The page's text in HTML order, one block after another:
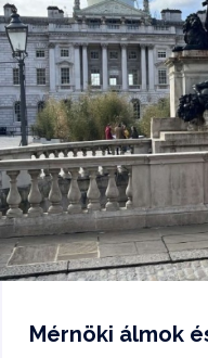
Mérnöki álmok